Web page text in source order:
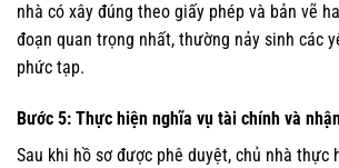
nhà có xây đúng theo giấy phép và bản vẽ
đoạn quan trọng nhất, thường nảy sinh các
phức tạp.
Bước 5: Thực hiện nghĩa vụ tài chính và
Sau khi hồ sơ được phê duyệt, chủ nhà thực